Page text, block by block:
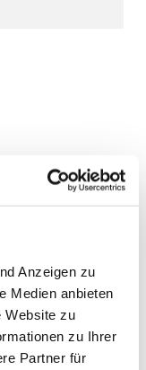
Anzeigen zu
Medien anbieten
Website zu
zu Ihrer
Partner für